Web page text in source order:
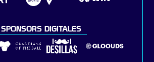
SPONSORS DIGITALES